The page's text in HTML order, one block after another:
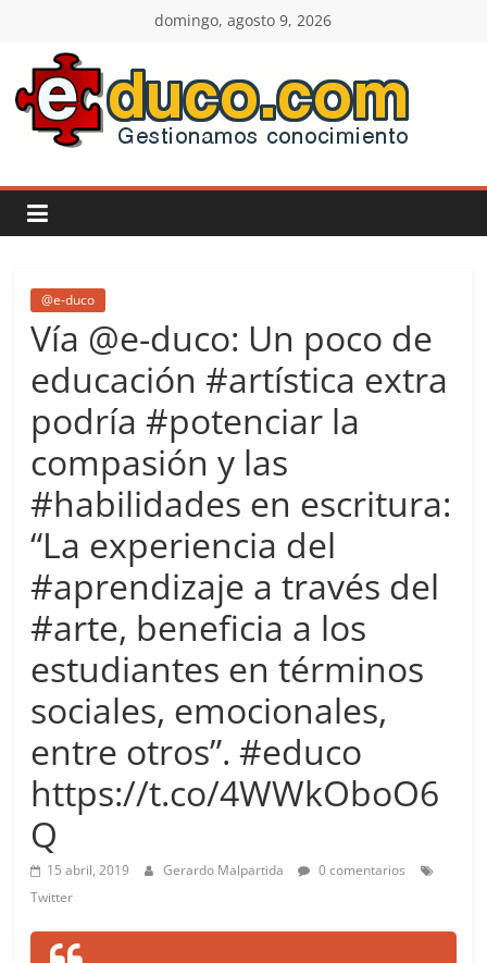
contenido
domingo, agosto 9, 2026
E-
duco:
Gestión
del
Conocimiento
Learn
more.
Do
more.
Be
more.
@e-duco
Vía @e-duco: Un poco de
educación #artística extra
podría #potenciar la
compasión y las
#habilidades en escritura:
“La experiencia del
#aprendizaje a través del
#arte, beneficia a los
estudiantes en términos
sociales, emocionales,
entre otros”. #educo
https://t.co/4WWkOboO6
Q
15 abril, 2019 Gerardo Malpartida
0 comentarios
Twitter